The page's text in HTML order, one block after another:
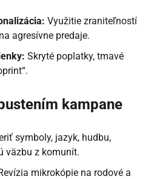
Využitie zraniteľností
agresívne predaje.
Skryté poplatky, tmavé
kampane
symboly, jazyk, hudbu,
väzbu z komunít.
mikrokópie na rodové a